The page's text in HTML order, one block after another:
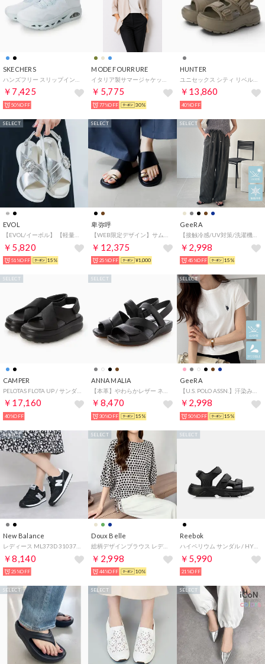
SKECHERS
￥7,425
50%OFF
MODE FOURRURE
￥5,775
77%OFF 30%
HUNTER
ユニセックス シティ リベル ネオ レザー バックル サンダル （エナジークレイ）
￥13,860
40%OFF
EVOL
￥5,820
SELECT
51%OFF 15%
卑弥呼
￥12,375
SELECT
25%OFF ¥1,000
GeeRA
【接触冷感/UV対策/洗濯機可】春夏キレイ見え！ダブルタックワイドイージーパンツ（チャコールストライプ）
￥2,998
SELECT
45%OFF 15%
CAMPER
￥17,160
SELECT
40%OFF
ANNA MALIA
￥8,470
SELECT
30%OFF 15%
GeeRA
【U.S. POLO ASSN.】汗染み防止・UV対策機能付き！ワンポイント刺繍Tシャツトップス （オフホワイト）
￥2,998
SELECT
50%OFF 15%
New Balance
￥8,140
SELECT
25%OFF
Doux Belle
￥2,998
SELECT
44%OFF 10%
Reebok
ハイペリウム サンダル / HYPERIUM SANDAL （ブラック）
￥5,990
SELECT
21%OFF
SELECT SELECT SELECT